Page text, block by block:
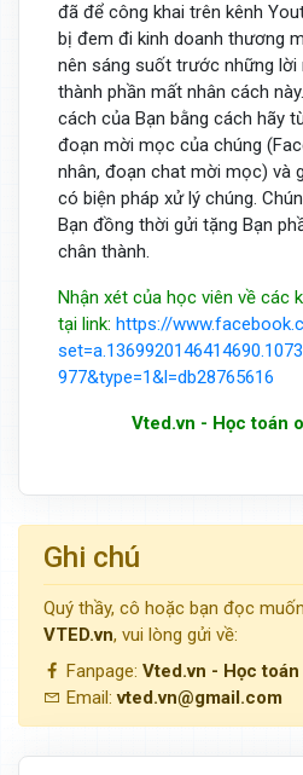
đã để công khai trên kênh
bị đem đi kinh doanh thương
nên sáng suốt trước những
thành phần mất nhân cách
cách của Bạn bằng cách hãy
đoạn mời mọc của chúng
nhân, đoạn chat mời mọc) và
có biện pháp xử lý chúng.
Bạn đồng thời gửi tặng Bạn
chân thành.
Nhận xét của học viên về các
tại link: https://
977&type=1&l=db28765616
Vted.vn - Học toán
Ghi chú
Quý thầy, cô hoặc bạn đọc
VTED.vn, vui lòng gửi về:
Fanpage: Vted.vn - Học
Email:vted.vn@gmail.com